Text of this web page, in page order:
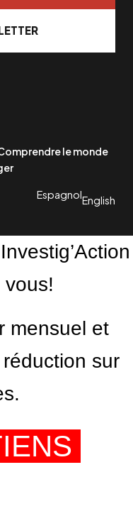
le monde
EspagnolEnglish
mensuel et
sur